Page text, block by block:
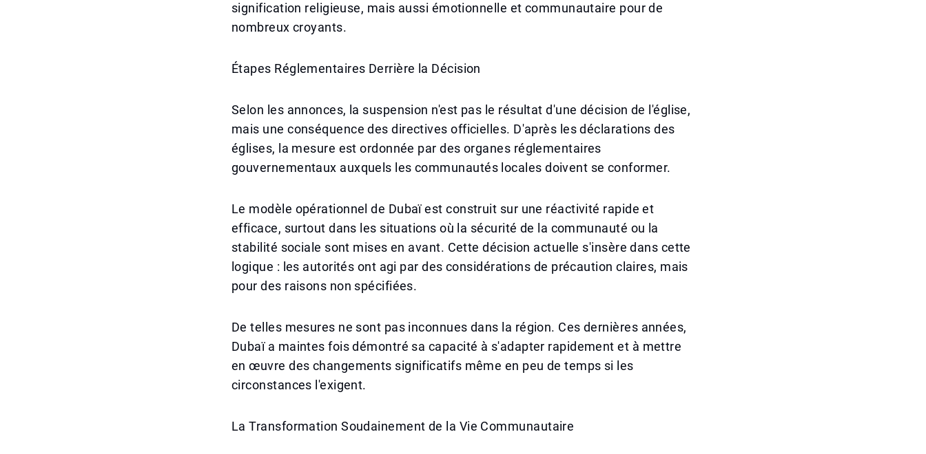
signification religieuse, mais aussi émotionnelle et communautaire pour de
nombreux croyants.
Étapes Réglementaires Derrière la Décision
Selon les annonces, la suspension n'est pas le résultat d'une décision de l'église,
mais une conséquence des directives officielles. D'après les déclarations des
églises, la mesure est ordonnée par des organes réglementaires
gouvernementaux auxquels les communautés locales doivent se conformer.
Le modèle opérationnel de Dubaï est construit sur une réactivité rapide et
efficace, surtout dans les situations où la sécurité de la communauté ou la
stabilité sociale sont mises en avant. Cette décision actuelle s'insère dans cette
logique : les autorités ont agi par des considérations de précaution claires, mais
pour des raisons non spécifiées.
De telles mesures ne sont pas inconnues dans la région. Ces dernières années,
Dubaï a maintes fois démontré sa capacité à s'adapter rapidement et à mettre
en œuvre des changements significatifs même en peu de temps si les
circonstances l'exigent.
La Transformation Soudainement de la Vie Communautaire